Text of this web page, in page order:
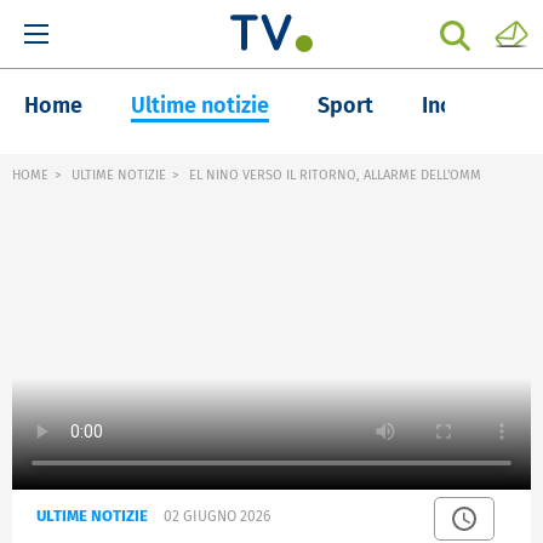
Home Ultime notizie Sport Inchieste
HOME ULTIME NOTIZIE EL NINO VERSO IL RITORNO, ALLARME DELL'OMM
ULTIME NOTIZIE 02 GIUGNO 2026